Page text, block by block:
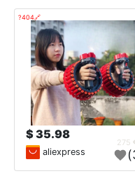
🔗404?
35.98 $
aliexpress